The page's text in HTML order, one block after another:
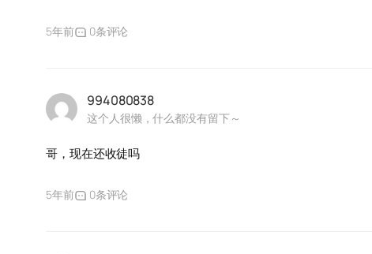
5年前 0条评论
994080838
这个人很懒，什么都没有留下～
哥，现在还收徒吗
5年前 0条评论